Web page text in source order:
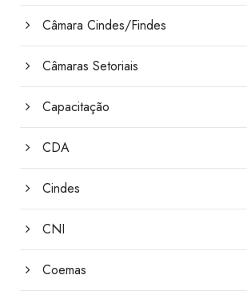
Câmara Cindes/Findes
Câmaras Setoriais
Capacitação
CDA
Cindes
CNI
Coemas